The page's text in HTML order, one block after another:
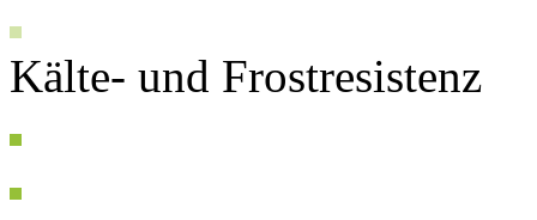
Kälte- und Frostresistenz